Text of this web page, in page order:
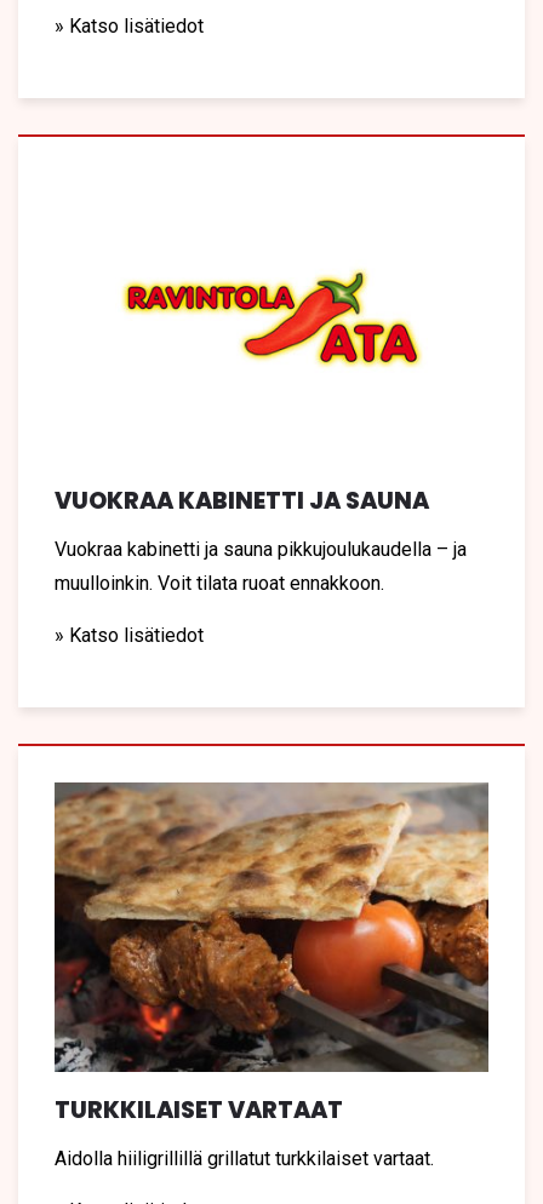
» Katso lisätiedot
VUOKRAA KABINETTI JA SAUNA
Vuokraa kabinetti ja sauna pikkujoulukaudella – ja
muulloinkin. Voit tilata ruoat ennakkoon.
» Katso lisätiedot
TURKKILAISET VARTAAT
Aidolla hiiligrillillä grillatut turkkilaiset vartaat.